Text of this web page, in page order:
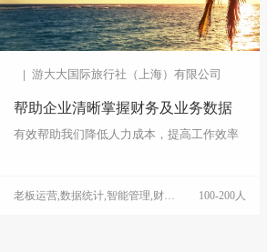
游大大国际旅行社（上海）有限公司
帮助企业清晰掌握财务及业务数据
有效帮助我们降低人力成本，提高工作效率
老板运营,数据统计,智能管理,财务效率,操作效率 100-200人